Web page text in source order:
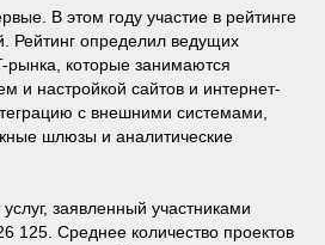
В этом году участие в рейтинге
Рейтинг определил ведущих
рынка, которые занимаются
и настройкой сайтов и интернет-
с внешними системами,
шлюзы и аналитические
заявленный участниками
125. Среднее количество проектов